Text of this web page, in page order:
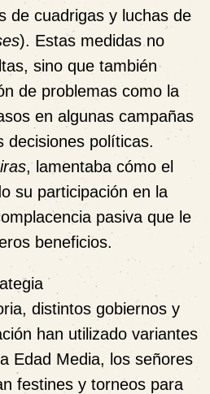
de cuadrigas y luchas de
). Estas medidas no
sino que también
de problemas como la
en algunas campañas
decisiones políticas.
, lamentaba cómo el
su participación en la
pasiva que le
beneficios.
distintos gobiernos y
han utilizado variantes
Edad Media, los señores
festines y torneos para